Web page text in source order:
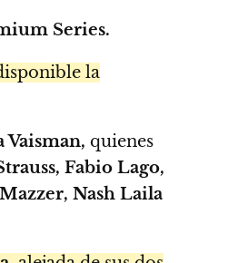
Series.
la
Vaisman, quienes
Fabio Lago,
Nash Laila